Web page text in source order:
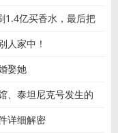
1.4亿买香水，最后把
人家中！
娶她
、泰坦尼克号发生的
详细解密